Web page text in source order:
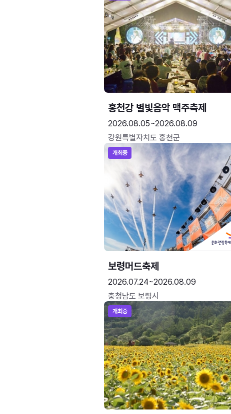
홍천강 별빛음악 맥주축제
2026.08.05~2026.08.09
강원특별자치도 홍천군
개최중
보령머드축제
2026.07.24~2026.08.09
충청남도 보령시
개최중